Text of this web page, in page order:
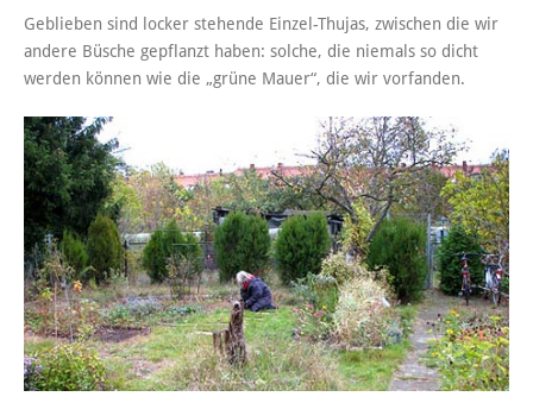
Geblieben sind locker stehende Einzel-Thujas, zwischen die wir
andere Büsche gepflanzt haben: solche, die niemals so dicht
werden können wie die „grüne Mauer“, die wir vorfanden.